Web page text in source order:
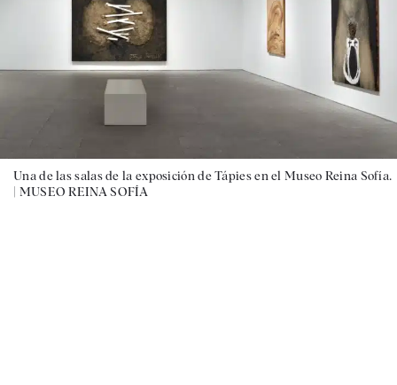
Una de las salas de la exposición de Tápies en el Museo Reina Sofía.
| MUSEO REINA SOFÍA